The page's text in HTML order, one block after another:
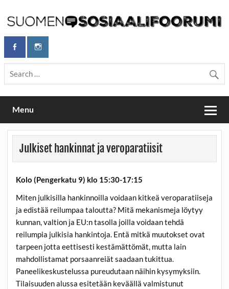
content
Maailmanparannuspäivät / Suomen
Sosiaalifoorumi
Maailmanparannuspäivät Lapinlahden Lähteellä, Helsingissä
26.–27.9.2026
Menu
Julkiset hankinnat ja veroparatiisit
Kolo (Pengerkatu 9) klo 15:30-17:15
Miten julkisilla hankinnoilla voidaan kitkeä veroparatiiseja
ja edistää reilumpaa taloutta? Mitä mekanismeja löytyy
kunnan, valtion ja EU:n tasolla joilla voidaan tehdä
reilumpia julkisia hankintoja. Entä mitkä muutokset ovat
tarpeen jotta eettisesti kestämättömät, mutta lain
mahdollistamat porsaanreiät saadaan tukittua.
Paneelikeskustelussa pureudutaan näihin kysymyksiin.
Tilaisuuden alussa esitetään keväällä valmistunut